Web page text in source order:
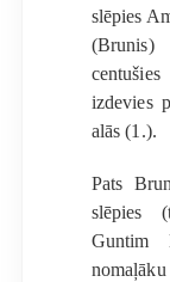
slēpies
(Brunis)
izdevies
alās (1.).
Pats
slēpies
Guntim